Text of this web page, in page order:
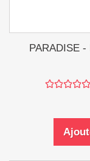
PARADISE